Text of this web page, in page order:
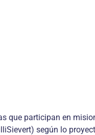
que participan en
según lo